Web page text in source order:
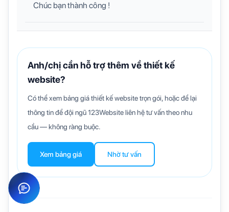
Chúc bạn thành công !
Anh/chị cần hỗ trợ thêm về thiết kế
website?
Có thể xem bảng giá thiết kế website trọn gói, hoặc để lại
thông tin để đội ngũ 123Website liên hệ tư vấn theo nhu
cầu — không ràng buộc.
Xem bảng giá Nhờ tư vấn